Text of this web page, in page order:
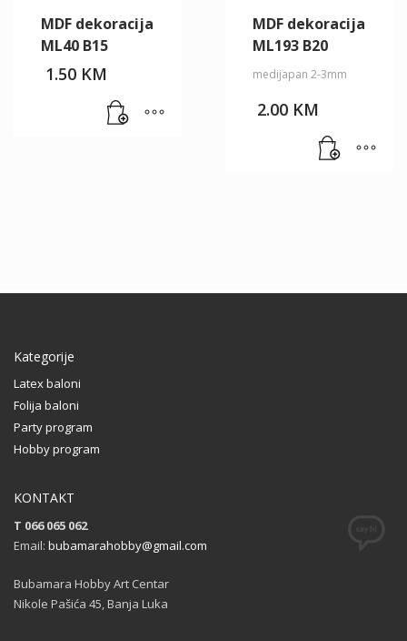
MDF dekoracija
ML40 B15
1.50 KM
MDF dekoracija
ML193 B20
medijapan 2-3mm
2.00 KM
Kategorije
Latex baloni
Folija baloni
Party program
Hobby program
KONTAKT
T 066 065 062
Email: bubamarahobby@gmail.com
Bubamara Hobby Art Centar
Nikole Pašića 45, Banja Luka